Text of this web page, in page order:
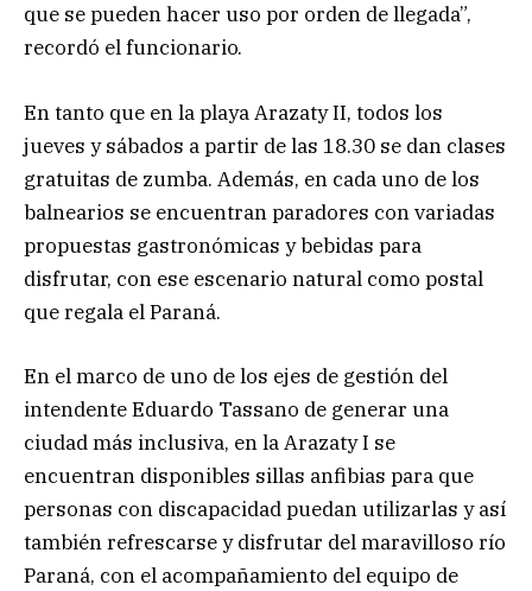
que se pueden hacer uso por orden de llegada”,
recordó el funcionario.
En tanto que en la playa Arazaty II, todos los
jueves y sábados a partir de las 18.30 se dan clases
gratuitas de zumba. Además, en cada uno de los
balnearios se encuentran paradores con variadas
propuestas gastronómicas y bebidas para
disfrutar, con ese escenario natural como postal
que regala el Paraná.
En el marco de uno de los ejes de gestión del
intendente Eduardo Tassano de generar una
ciudad más inclusiva, en la Arazaty I se
encuentran disponibles sillas anfibias para que
personas con discapacidad puedan utilizarlas y así
también refrescarse y disfrutar del maravilloso río
Paraná, con el acompañamiento del equipo de